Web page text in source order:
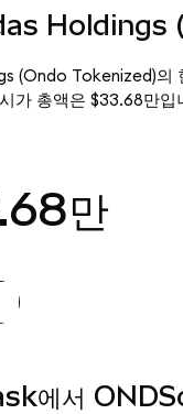
Holdings
(Ondo Tokenized)의
가 총액은 $33.68만입
만
에서